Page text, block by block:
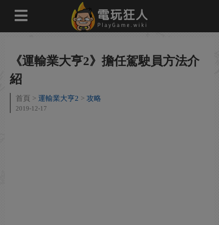
《運輸業大亨2》擔任駕駛員方法介
紹
首頁 運輸業大亨2 攻略
2019-12-17